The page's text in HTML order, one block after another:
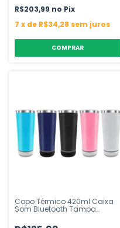
R$203,99
Pix
7 x de R$34,28 sem juros
Copo Térmico 420ml Caixa
Som Bluetooth Tampa